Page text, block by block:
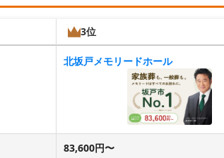
3位
北坂戸メモリードホール
83,600円〜